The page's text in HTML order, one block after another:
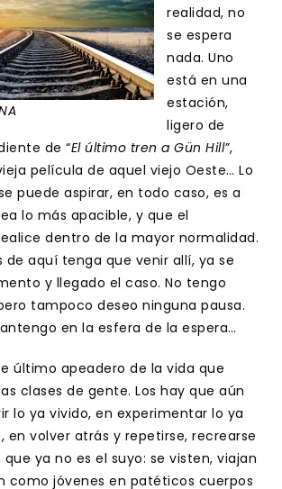
realidad, no
se espera
nada. Uno
está en una
estación,
ligero de
de “El último tren a Gün Hill”,
película de aquel viejo Oeste… Lo
puede aspirar, en todo caso, es a
lo más apacible, y que el
dentro de la mayor normalidad.
de aquí tenga que venir allí, ya se
y llegado el caso. No tengo
tampoco deseo ninguna pausa.
en la esfera de la espera…
último apeadero de la vida que
clases de gente. Los hay que aún
lo ya vivido, en experimentar lo ya
en volver atrás y repetirse, recrearse
ya no es el suyo: se visten, viajan
como jóvenes en patéticos cuerpos